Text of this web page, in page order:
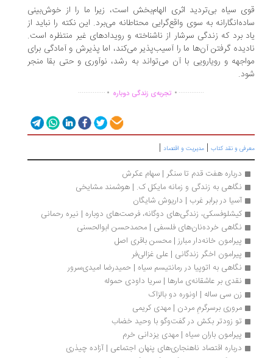
سیاه بی‌تردید اثری الهام‌بخش است، زیرا ما را از خوش‌بینی
به سوی واقع‌گرایی محتاطانه می‌برد. این نکته را نباید از
برد که زندگی سرشار از ناشناخته و رویداد‌های غیر منتظره است.
گرفتن آن‌ها ما را آسیب‌پذیر می‌کند، اما پذیرش و آمادگی برای
و رویارویی با آن می‌تواند به رشد، نوآوری و حتی بقا منجر
................تجربه‌ی زندگی دوباره ...............
و نقد کتاب|مدیریت و اقتصاد |
درباره هفت قدم تا سنگر | سهام عکرش
نگاهی به زندگی و زمانه مایکل ک. | هوشمند مشایخی
آسیا در برابر غرب | داریوش شایگان
کیشلوفسکی، زندگی‌های دوگانه، فرصت‌های دوباره | نیره رحمانی
نگاهی خرده‌نان‌های فلسفی | محمدحسن ابوالحسنی
پیرامون خانه‌دار مبارز | محسن باقری اصل
پیرامون اخگر زندگانی | علی غزالی‌فر
نگاهی به اتوپیا در رمانتیسم سیاه | حمیدرضا امیدی‌سرور
نقدی بر عاشقانه‌ی مارها | سریا داودی حموله
زن سی ساله | اونوره دو بالزاک
مروری برسرگرمِ مردن | مهدی کریمی
تو زودتر بکش در گفت‌وگو با وحید خضاب
پیرامون باران سیاه | مهدی یزدانی خرم
درباره اقتصاد ناهنجاری‌های پنهان اجتماعی | آزاده چیذری